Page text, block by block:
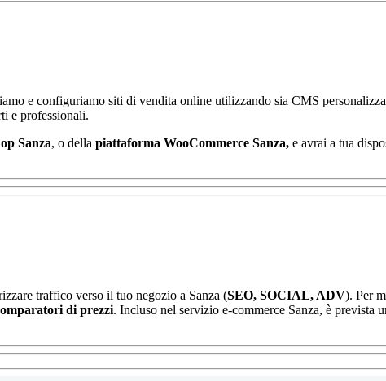
e configuriamo siti di vendita online utilizzando sia CMS
e professionali.
Sanza, o della piattaforma WooCommerce Sanza, e avrai a tua
traffico verso il tuo negozio a Sanza (SEO, SOCIAL, ADV). Per
di prezzi. Incluso nel servizio e-commerce Sanza, è prevista